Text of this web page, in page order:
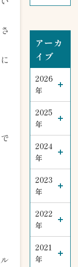
アーカ
イブ
2026
年
2025
年
2024
年
2023
年
2022
年
2021
年